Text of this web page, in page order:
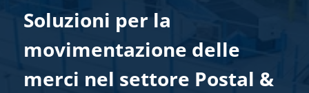
Soluzioni per la
movimentazione delle
merci nel settore Postal &​